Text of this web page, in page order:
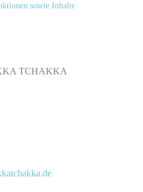
sowie Inhalte
TCHAKKA